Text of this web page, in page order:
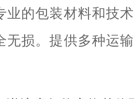
业的包装材料和技
无损。提供多种运